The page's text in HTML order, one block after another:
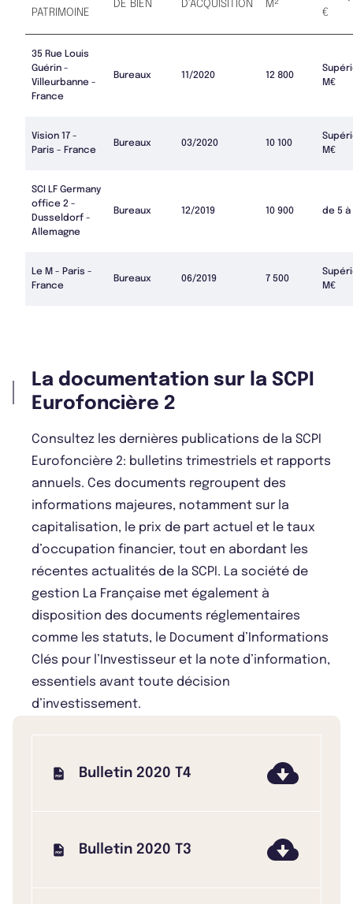
PATRIMOINE
DE BIEN
D'ACQUISITION
M²
€
35 Rue Louis
Guérin -
Villeurbanne -
France
Bureaux 11/2020 12 800
M€
Vision 17 -
Paris - France
Bureaux 03/2020 10 100
M€
SCI LF Germany
office 2 -
Dusseldorf -
Allemagne
Bureaux 12/2019 10 900 de 5 à
Le M - Paris -
France
Bureaux 06/2019 7 500
M€
La documentation sur la SCPI
Eurofoncière 2
Consultez les dernières publications de la SCPI
Eurofoncière 2: bulletins trimestriels et rapports
annuels. Ces documents regroupent des
informations majeures, notamment sur la
capitalisation, le prix de part actuel et le taux
d’occupation financier, tout en abordant les
récentes actualités de la SCPI. La société de
gestion La Française met également à
disposition des documents réglementaires
comme les statuts, le Document d’Informations
Clés pour l’Investisseur et la note d’information,
essentiels avant toute décision
d’investissement.
Bulletin 2020 T4
Bulletin 2020 T3